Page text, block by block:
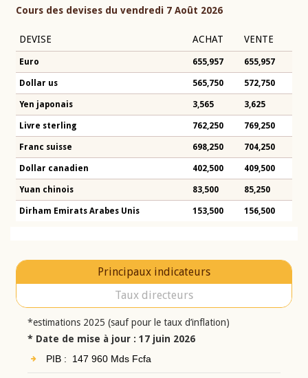
Cours des devises du vendredi 7 Août 2026
DEVISE ACHAT VENTE
Euro 655,957 655,957
Dollar us 565,750 572,750
Yen japonais 3,565 3,625
Livre sterling 762,250 769,250
Franc suisse 698,250 704,250
Dollar canadien 402,500 409,500
Yuan chinois 83,500 85,250
Dirham Emirats Arabes Unis 153,500 156,500
Principaux indicateurs
Taux directeurs
*estimations 2025 (sauf pour le taux d’inflation)
* Date de mise à jour : 17 juin 2026
PIB : 147 960 Mds Fcfa